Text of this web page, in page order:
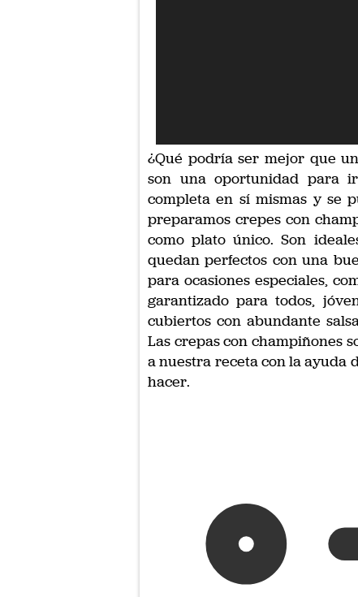
¿Qué podría ser mejor que
son una oportunidad para
completa en sí mismas y se
preparamos crepes con
como plato único. Son
quedan perfectos con una
para ocasiones especiales,
garantizado para todos,
cubiertos con abundante
Las crepas con champiñones
a nuestra receta con la ayuda
hacer.